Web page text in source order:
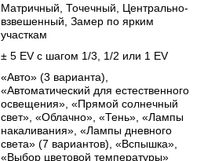
Матричный, Точечный, Центрально-
взвешенный, Замер по ярким
участкам
± 5 EV с шагом 1/3, 1/2 или 1 EV
«Авто» (3 варианта),
«Автоматический для естественного
освещения», «Прямой солнечный
свет», «Облачно», «Тень», «Лампы
накаливания», «Лампы дневного
света» (7 вариантов), «Вспышка»,
«Выбор цветовой температуры»